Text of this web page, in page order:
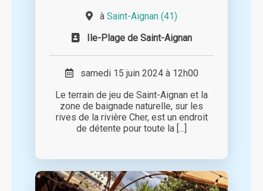
à Saint-Aignan (41)
Ile-Plage de Saint-Aignan
samedi 15 juin 2024 à 12h00
Le terrain de jeu de Saint-Aignan et la
zone de baignade naturelle, sur les
rives de la rivière Cher, est un endroit
de détente pour toute la [...]